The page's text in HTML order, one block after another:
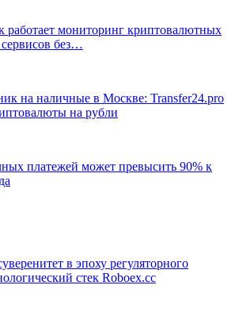
работает мониторинг криптовалютных
без…
на наличные в Москве: Transfer24.pro
на рубли
платежей может превысить 90% к
в эпоху регуляторного
стек Roboex.cc